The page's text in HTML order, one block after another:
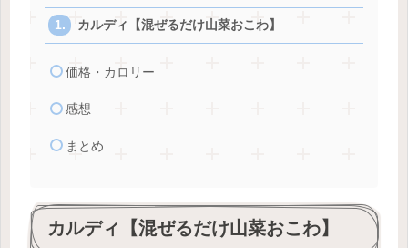
カルディ【混ぜるだけ山菜おこわ】
価格・カロリー
感想
まとめ
カルディ【混ぜるだけ山菜おこわ】